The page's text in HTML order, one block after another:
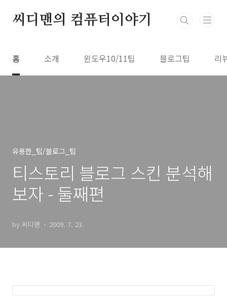
씨디맨의 컴퓨터이야기
홈 소개 윈도우10/11팁 블로그팁 리
유용한_팁/블로그_팁
티스토리 블로그 스킨 분석해
보자 - 둘째편
by 씨디맨 2009. 7. 23.